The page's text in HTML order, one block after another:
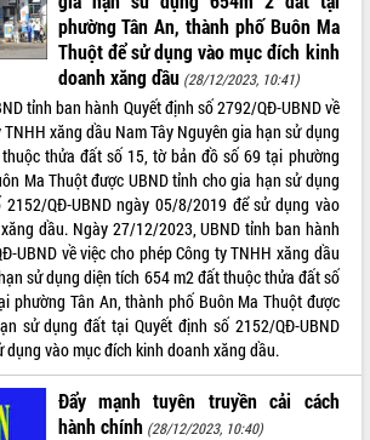
phường Tân An, thành phố Buôn Ma
Thuột để sử dụng vào mục đích kinh
doanh xăng dầu (28/12/2023, 10:41)
tỉnh ban hành Quyết định số 2792/QĐ-UBND về
xăng dầu Nam Tây Nguyên gia hạn sử dụng
thửa đất số 15, tờ bản đồ số 69 tại phường
Ma Thuột được UBND tỉnh cho gia hạn sử dụng
QĐ-UBND ngày 05/8/2019 để sử dụng vào
dầu. Ngày 27/12/2023, UBND tỉnh ban hành
UBND về việc cho phép Công ty TNHH xăng dầu
sử dụng diện tích 654 m2 đất thuộc thửa đất số
phường Tân An, thành phố Buôn Ma Thuột được
sử dụng đất tại Quyết định số 2152/QĐ-UBND
vào mục đích kinh doanh xăng dầu.
Đẩy mạnh tuyên truyền cải cách
hành chính (28/12/2023, 10:40)